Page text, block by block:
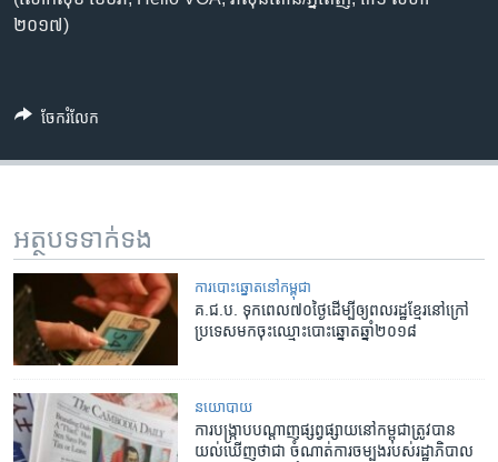
២០១៧)
ចែករំលែក
អត្ថបទ​ទាក់ទង
​ការ​បោះឆ្នោត​​នៅ​កម្ពុជា
គ.ជ.ប.​ ​ទុកពេល​៧០ថ្ងៃ​ដើម្បីឲ្យ​​​ពលរដ្ឋ​ខ្មែរ​នៅ​ក្រៅ​
ប្រទេស​មក​ចុះ​ឈ្មោះ​បោះឆ្នោត​ឆ្នាំ​២០១៨
នយោបាយ
ការ​បង្រ្កាប​បណ្តាញ​ផ្សព្វផ្សាយ​នៅ​កម្ពុជា​ត្រូវ​បាន​
យល់​ឃើញ​ថា​ជា​ ចំណាត់ការ​ចម្បង​របស់​រដ្ឋាភិបាល​